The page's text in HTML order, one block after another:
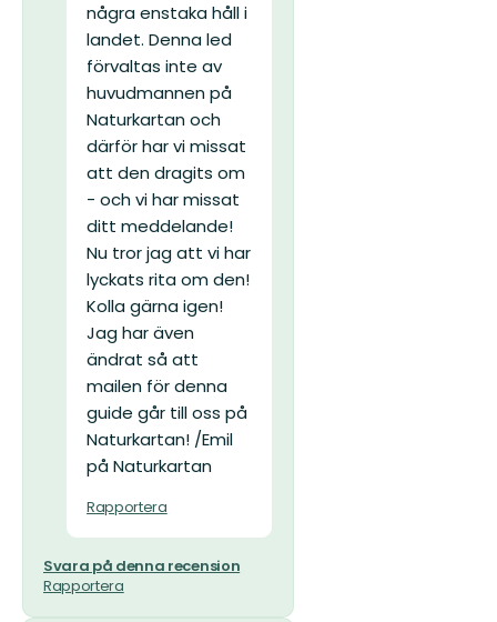
några enstaka håll i
landet. Denna led
förvaltas inte av
huvudmannen på
Naturkartan och
därför har vi missat
att den dragits om
- och vi har missat
ditt meddelande!
Nu tror jag att vi har
lyckats rita om den!
Kolla gärna igen!
Jag har även
ändrat så att
mailen för denna
guide går till oss på
Naturkartan! /Emil
på Naturkartan
Rapportera
Svara på denna recension
Rapportera